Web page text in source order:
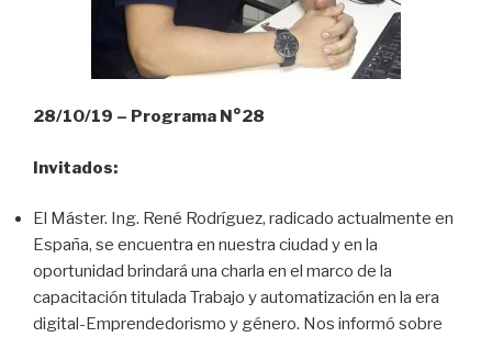
28/10/19 – Programa N°28
Invitados:
El Máster. Ing. René Rodríguez, radicado actualmente en
España, se encuentra en nuestra ciudad y en la
oportunidad brindará una charla en el marco de la
capacitación titulada Trabajo y automatización en la era
digital-Emprendedorismo y género. Nos informó sobre